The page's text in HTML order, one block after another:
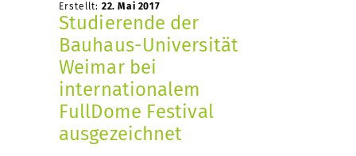
Erstellt: 22. Mai 2017
Studierende der
Bauhaus-Universität
Weimar bei
internationalem
FullDome Festival
ausgezeichnet